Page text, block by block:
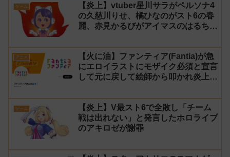
ゲーム
【炎上】vtuber星川サラがペルソナ4
の久慈川りせ、橘ひなのがスト6の春
麗、赤見かるびがアイマスのはるちは
アニメ
【火に油】ファンティア(Fantia)が急
にエロイラストにモザイク必須と宣言
して元に戻して絵師から叩かれ炎上し
ゲーム
【炎上】V最スト6で全敗し「チーム
戦は出れない」と発言したホロライブ
のアキロゼが謝罪